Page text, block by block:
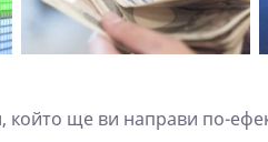
който ще ви направи по-